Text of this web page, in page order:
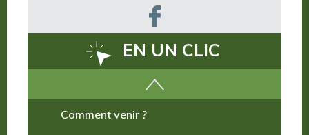
EN UN CLIC
Comment venir ?